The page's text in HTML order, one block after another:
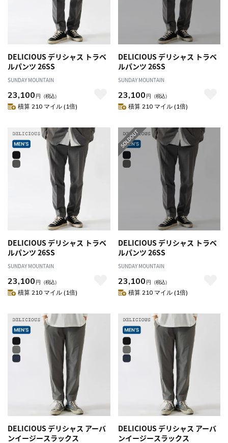
DELICIOUS デリシャス トラベ
ルパンツ 26SS
SUNDAY MOUNTAIN
23,100 円 （税込）
積算 210 マイル (1倍)
DELICIOUS デリシャス トラベ
ルパンツ 26SS
SUNDAY MOUNTAIN
23,100 円 （税込）
積算 210 マイル (1倍)
DELICIOUS デリシャス トラベ
ルパンツ 26SS
SUNDAY MOUNTAIN
23,100 円 （税込）
積算 210 マイル (1倍)
DELICIOUS デリシャス トラベ
ルパンツ 26SS
SUNDAY MOUNTAIN
23,100 円 （税込）
積算 210 マイル (1倍)
DELICIOUS デリシャス アーバ
ンイージースラックス
DELICIOUS デリシャス アーバ
ンイージースラックス